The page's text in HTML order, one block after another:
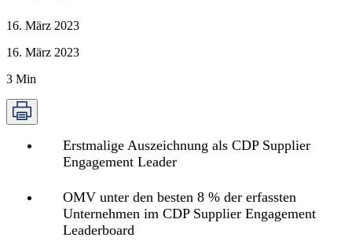
16. März 2023
16. März 2023
3 Min
Erstmalige Auszeichnung als CDP Supplier
Engagement Leader
OMV unter den besten 8 % der erfassten
Unternehmen im CDP Supplier Engagement
Leaderboard